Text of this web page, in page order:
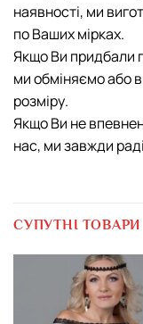
наявності, ми
по Ваших мірках.
Якщо Ви придбали
ми обміняємо або
розміру.
Якщо Ви не
нас, ми завжди
СУПУТНІ ТОВАРИ